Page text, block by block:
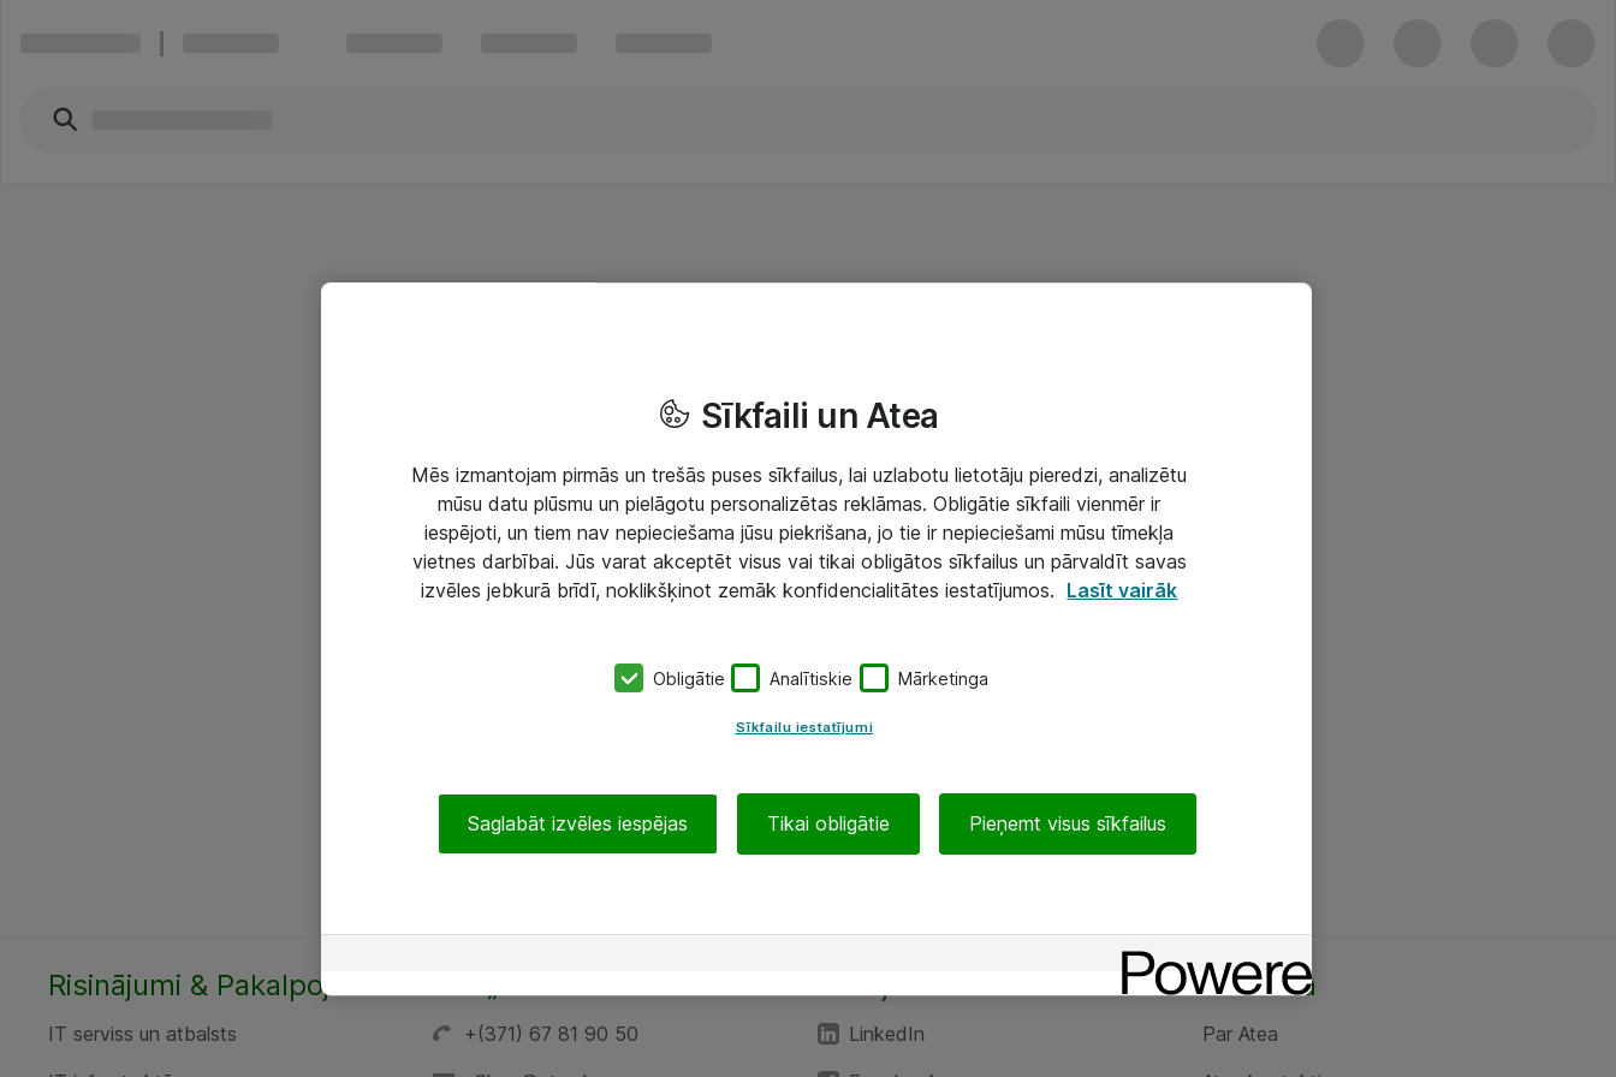
Risinājumi & Pakalpojumi
IT serviss un atbalsts
+(371) 67 81 90 50
LinkedIn
Par Atea
Par Atea
Sīkfaili un Atea
Mēs izmantojam pirmās un trešās puses sīkfailus, lai uzlabotu lietotāju pieredzi, analizētu
mūsu datu plūsmu un pielāgotu personalizētas reklāmas. Obligātie sīkfaili vienmēr ir
iespējoti, un tiem nav nepieciešama jūsu piekrišana, jo tie ir nepieciešami mūsu tīmekļa
vietnes darbībai. Jūs varat akceptēt visus vai tikai obligātos sīkfailus un pārvaldīt savas
izvēles jebkurā brīdī, noklikšķinot zemāk konfidencialitātes iestatījumos. Lasīt vairāk
Obligātie Analītiskie Mārketinga
Sīkfailu iestatījumi
Saglabāt izvēles iespējas Tikai obligātie Pieņemt visus sīkfailus